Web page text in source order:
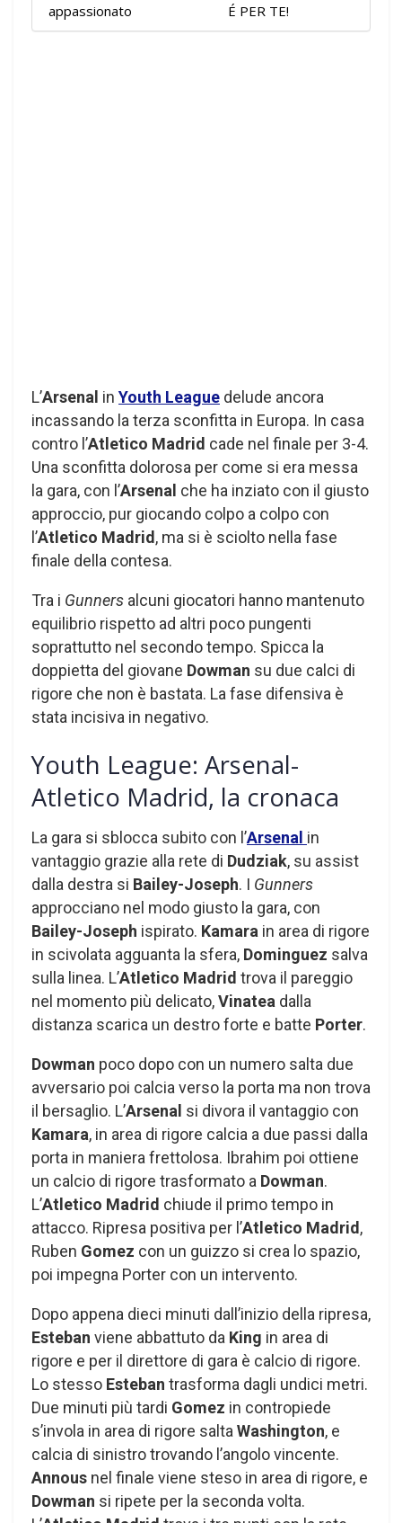
appassionato
É PER TE!
L’Arsenal in Youth League delude ancora
incassando la terza sconfitta in Europa. In casa
contro l’Atletico Madrid cade nel finale per 3-4.
Una sconfitta dolorosa per come si era messa
la gara, con l’Arsenal che ha inziato con il giusto
approccio, pur giocando colpo a colpo con
l’Atletico Madrid, ma si è sciolto nella fase
finale della contesa.
Tra i Gunners alcuni giocatori hanno mantenuto
equilibrio rispetto ad altri poco pungenti
soprattutto nel secondo tempo. Spicca la
doppietta del giovane Dowman su due calci di
rigore che non è bastata. La fase difensiva è
stata incisiva in negativo.
Youth League: Arsenal-
Atletico Madrid, la cronaca
La gara si sblocca subito con l’Arsenal in
vantaggio grazie alla rete di Dudziak, su assist
dalla destra si Bailey-Joseph. I Gunners
approcciano nel modo giusto la gara, con
Bailey-Joseph ispirato. Kamara in area di rigore
in scivolata agguanta la sfera, Dominguez salva
sulla linea. L’Atletico Madrid trova il pareggio
nel momento più delicato,Vinatea dalla
distanza scarica un destro forte e batte Porter.
Dowman poco dopo con un numero salta due
avversario poi calcia verso la porta ma non trova
il bersaglio. L’Arsenal si divora il vantaggio con
Kamara, in area di rigore calcia a due passi dalla
porta in maniera frettolosa. Ibrahim poi ottiene
un calcio di rigore trasformato a Dowman.
L’Atletico Madrid chiude il primo tempo in
attacco. Ripresa positiva per l’Atletico Madrid ,
Ruben Gomez con un guizzo si crea lo spazio,
poi impegna Porter con un intervento.
Dopo appena dieci minuti dall’inizio della ripresa,
Esteban viene abbattuto da King in area di
rigore e per il direttore di gara è calcio di rigore.
Lo stesso Esteban trasforma dagli undici metri.
Due minuti più tardi Gomez in contropiede
s’invola in area di rigore salta Washington, e
calcia di sinistro trovando l’angolo vincente.
Annous nel finale viene steso in area di rigore, e
Dowman si ripete per la seconda volta.